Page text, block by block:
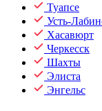
Туапсе
Усть-
Хасавюрт
Черкесск
Шахты
Элиста
Энгельс